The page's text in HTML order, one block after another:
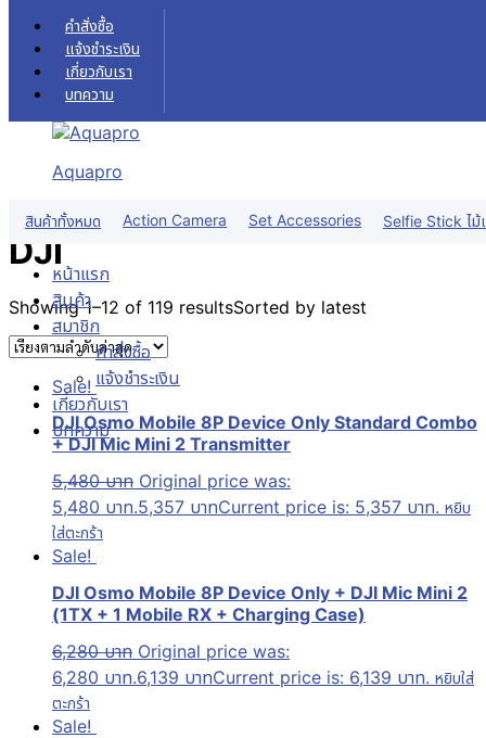
Skip to content
คำสั่งซื้อ
แจ้งชำระเงิน
เกี่ยวกับเรา
บทความ
Aquapro
สินค้าทั้งหมด Action Camera Set Accessories Selfie Stick ไม้
หน้าแรก
สินค้า
สมาชิก
คำสั่งซื้อ
แจ้งชำระเงิน
เกี่ยวกับเรา
บทความ
หน้าแรก DJI
DJI
Showing 1–12 of 119 resultsSorted by latest
Sale!
DJI Osmo Mobile 8P Device Only Standard Combo
+ DJI Mic Mini 2 Transmitter
5,480บาท Original price was:
5,480 บาท.5,357 บาทCurrent price is: 5,357 บาท. หยิบ
ใส่ตะกร้า
Sale!
DJI Osmo Mobile 8P Device Only + DJI Mic Mini 2
(1TX + 1 Mobile RX + Charging Case)
6,280บาท Original price was:
6,280 บาท.6,139 บาทCurrent price is: 6,139 บาท. หยิบใส่
ตะกร้า
Sale!